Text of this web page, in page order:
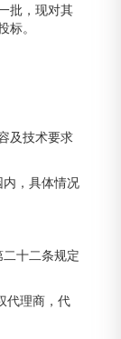
批，现对其
标。
及技术要求
内，具体情况
二十二条规定
代理商，代